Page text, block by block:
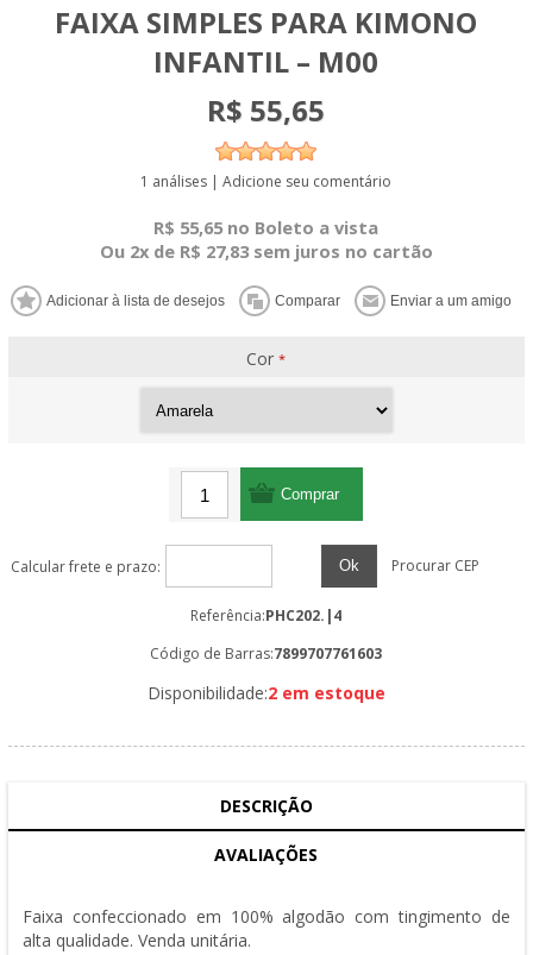
FAIXA SIMPLES PARA KIMONO
INFANTIL – M00
R$ 55,65
1 análises | Adicione seu comentário
R$ 55,65 no Boleto a vista
Ou 2x de R$ 27,83 sem juros no cartão
Cor*
Calcular frete e prazo: Ok Procurar CEP
Referência:PHC202.|4
Código de Barras:7899707761603
Disponibilidade:2 em estoque
DESCRIÇÃO
AVALIAÇÕES
Faixa confeccionado em 100% algodão com tingimento de
alta qualidade. Venda unitária.